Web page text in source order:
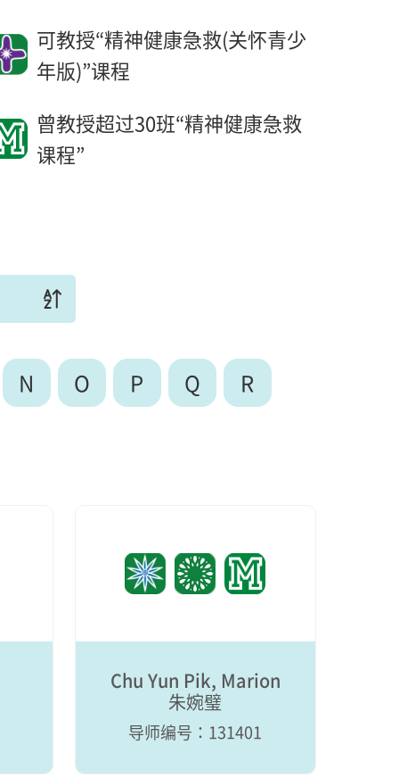
可教授“精神健康急救(关怀青少
年版)”课程
曾教授超过30班“精神健康急救
课程”
N O P Q R
Chu Yun Pik, Marion
朱婉璧
导师编号：131401